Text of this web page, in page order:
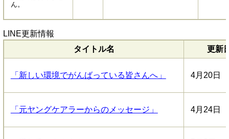
ん。
LINE更新情報
タイトル名
更新
「新しい環境でがんばっている皆さんへ」 4月20日
「元ヤングケアラーからのメッセージ」 4月24日